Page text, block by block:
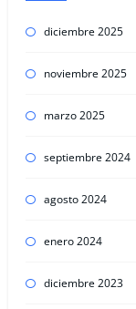
diciembre 2025
noviembre 2025
marzo 2025
septiembre 2024
agosto 2024
enero 2024
diciembre 2023